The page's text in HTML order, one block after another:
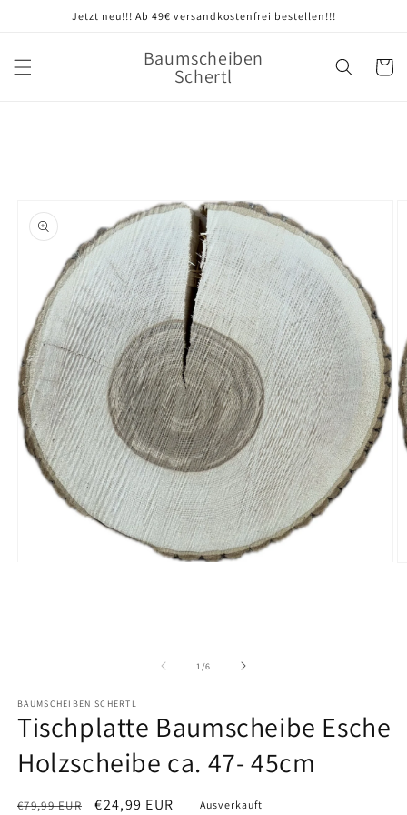
Jetzt neu!!! Ab 49€ versandkostenfrei bestellen!!!
Baumscheiben
Schertl
1/von
6
BAUMSCHEIBEN SCHERTL
Tischplatte Baumscheibe Esche
Holzscheibe ca. 47- 45cm
Normaler
€79,99 EUR Verkaufspreis
€24,99 EUR Ausverkauft